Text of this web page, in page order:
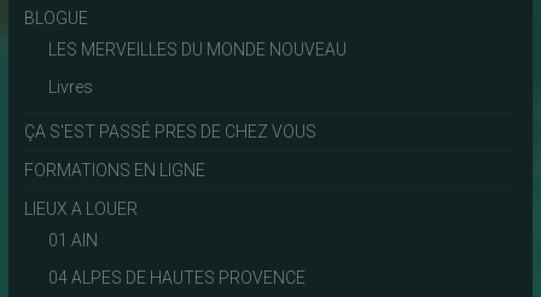
BLOGUE
LES MERVEILLES DU MONDE NOUVEAU
Livres
ÇA S'EST PASSÉ PRES DE CHEZ VOUS
FORMATIONS EN LIGNE
LIEUX A LOUER
01 AIN
04 ALPES DE HAUTES PROVENCE